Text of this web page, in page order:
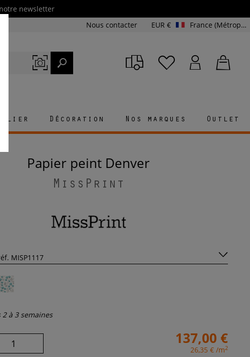
newsletter
Nous contacter EUR € France (Métropolitaine et Corse)
Décoration Nos marques Outlet
Papier peint Denver
MissPrint
2 à 3 semaines
137,00 €
26,35 € /m2